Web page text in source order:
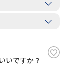
いですか？